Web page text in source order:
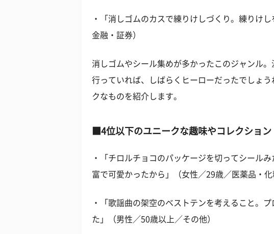
・「消しゴムのカスで練りけしづくり。練りけ
金融・証券）
消しゴムやシール集めが多かったこのジャンル
行っていれば、しばらくヒーローだったでしょ
クなものを紹介します。
■4位以下のユニークな趣味やコレクション
・「チロルチョコのパッケージを切ってシール
富で可愛かったから」（女性／29歳／医薬品・化
・「歌謡曲の架空のベストテンを考えること。
た」（男性／50歳以上／その他）